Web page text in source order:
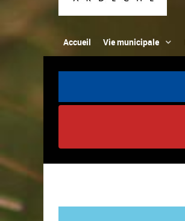
Accueil Vie municipale